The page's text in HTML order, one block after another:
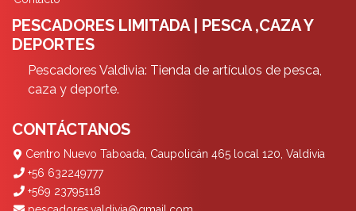
PESCADORES LIMITADA | PESCA ,CAZA Y
DEPORTES
Pescadores Valdivia: Tienda de artículos de pesca,
caza y deporte.
CONTÁCTANOS
Centro Nuevo Taboada, Caupolicán 465 local 120, Valdivia
+56 632249777
+569 23795118